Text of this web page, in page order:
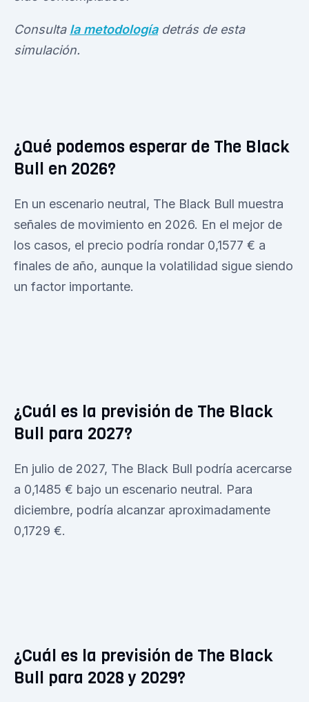
Consulta la metodologíadetrás de esta
simulación.
¿Qué podemos esperar de The Black
Bull en 2026?
En un escenario neutral, The Black Bull muestra
señales de movimiento en 2026. En el mejor de
los casos, el precio podría rondar 0,1577 € a
finales de año, aunque la volatilidad sigue siendo
un factor importante.
¿Cuál es la previsión de The Black
Bull para 2027?
En julio de 2027, The Black Bull podría acercarse
a 0,1485 € bajo un escenario neutral. Para
diciembre, podría alcanzar aproximadamente
0,1729 €.
¿Cuál es la previsión de The Black
Bull para 2028 y 2029?